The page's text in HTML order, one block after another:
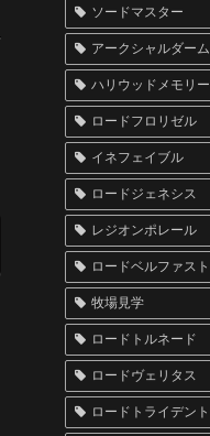
ソードマスター
アークシャルダーム
ハリウッドメモリー
ロードフロリゼル
イネフェイブル
ロードジェネシス
レジオンポレール
ロードベルファスト
牧場見学
ロードトルネード
ロードヴェリタス
ロードトライデント